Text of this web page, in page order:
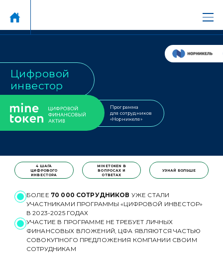
Цифровой
инвестор
Программа
для сотрудников
«Норникеля»
4 ШАГА
ЦИФРОВОГО
ИНВЕСТОРА
MINETOKEN В
ВОПРОСАХ И
ОТВЕТАХ
УЗНАЙ БОЛЬШЕ
БОЛЕЕ 70 000 СОТРУДНИКОВ УЖЕ СТАЛИ
УЧАСТНИКАМИ ПРОГРАММЫ «ЦИФРОВОЙ ИНВЕСТОР»
В 2023-2025 ГОДАХ
УЧАСТИЕ В ПРОГРАММЕ НЕ ТРЕБУЕТ ЛИЧНЫХ
ФИНАНСОВЫХ ВЛОЖЕНИЙ, ЦФА ЯВЛЯЮТСЯ ЧАСТЬЮ
СОВОКУПНОГО ПРЕДЛОЖЕНИЯ КОМПАНИИ СВОИМ
СОТРУДНИКАМ